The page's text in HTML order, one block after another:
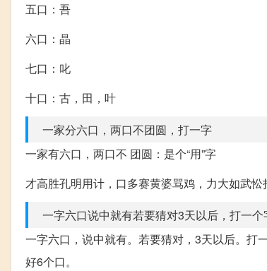
五口：吾
六口：晶
七口：叱
十口：古，田，叶
一家分六口，两口不团圆，打一字
一家有六口，两口不 团圆：是个“用”字
才高胜孔明用计，口多赛黄婆骂鸡，力大如武
一字六口说中就有若要猜对3天以后，打一个
一字六口，说中就有。若要猜对，3天以后。打
好6个口。